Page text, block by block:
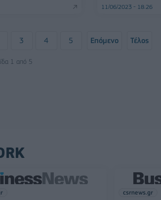
11/06/2023 - 18:26
3 4 5 Επόμενο Τέλος
1 από 5
csrnews.gr